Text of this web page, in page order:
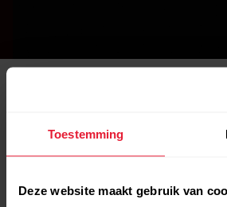
Toestemming
Deze website maakt gebruik van